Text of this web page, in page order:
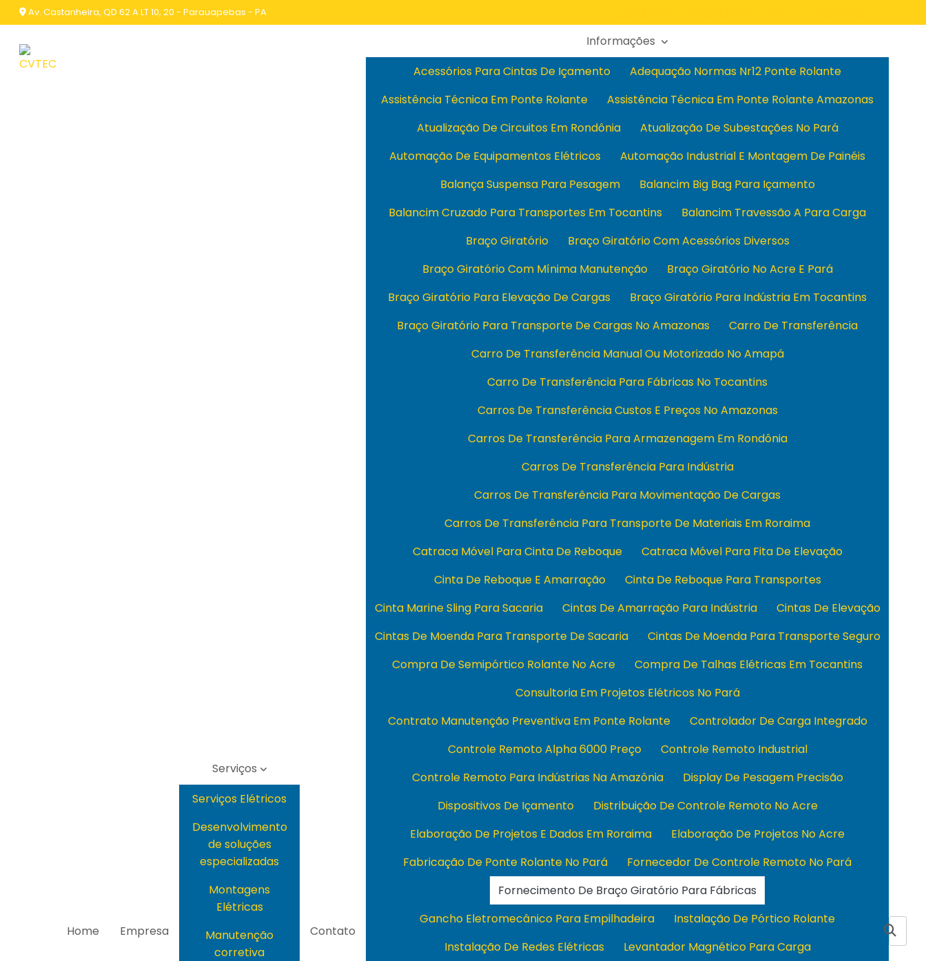
Av. Castanheira, QD 62 A LT 10, 20 - Parauapebas - PA
Home Empresa
Serviços
Serviços Elétricos
Desenvolvimento
de soluções
especializadas
Montagens
Elétricas
Manutenção
corretiva
Contato
Informações
Acessórios Para Cintas De Içamento
Adequação Normas Nr12 Ponte Rolante
Assistência Técnica Em Ponte Rolante
Assistência Técnica Em Ponte Rolante Amazonas
Atualização De Circuitos Em Rondônia
Atualização De Subestações No Pará
Automação De Equipamentos Elétricos
Automação Industrial E Montagem De Painéis
Balança Suspensa Para Pesagem
Balancim Big Bag Para Içamento
Balancim Cruzado Para Transportes Em Tocantins
Balancim Travessão A Para Carga
Braço Giratório
Braço Giratório Com Acessórios Diversos
Braço Giratório Com Mínima Manutenção
Braço Giratório No Acre E Pará
Braço Giratório Para Elevação De Cargas
Braço Giratório Para Indústria Em Tocantins
Braço Giratório Para Transporte De Cargas No Amazonas
Carro De Transferência
Carro De Transferência Manual Ou Motorizado No Amapá
Carro De Transferência Para Fábricas No Tocantins
Carros De Transferência Custos E Preços No Amazonas
Carros De Transferência Para Armazenagem Em Rondônia
Carros De Transferência Para Indústria
Carros De Transferência Para Movimentação De Cargas
Carros De Transferência Para Transporte De Materiais Em Roraima
Catraca Móvel Para Cinta De Reboque
Catraca Móvel Para Fita De Elevação
Cinta De Reboque E Amarração
Cinta De Reboque Para Transportes
Cinta Marine Sling Para Sacaria
Cintas De Amarração Para Indústria
Cintas De Elevação
Cintas De Moenda Para Transporte De Sacaria
Cintas De Moenda Para Transporte Seguro
Compra De Semipórtico Rolante No Acre
Compra De Talhas Elétricas Em Tocantins
Consultoria Em Projetos Elétricos No Pará
Contrato Manutenção Preventiva Em Ponte Rolante
Controlador De Carga Integrado
Controle Remoto Alpha 6000 Preço
Controle Remoto Industrial
Controle Remoto Para Indústrias Na Amazônia
Display De Pesagem Precisão
Dispositivos De Içamento
Distribuição De Controle Remoto No Acre
Elaboração De Projetos E Dados Em Roraima
Elaboração De Projetos No Acre
Fabricação De Ponte Rolante No Pará
Fornecedor De Controle Remoto No Pará
Fornecimento De Braço Giratório Para Fábricas
Gancho Eletromecânico Para Empilhadeira
Instalação De Pórtico Rolante
Instalação De Redes Elétricas
Levantador Magnético Para Carga